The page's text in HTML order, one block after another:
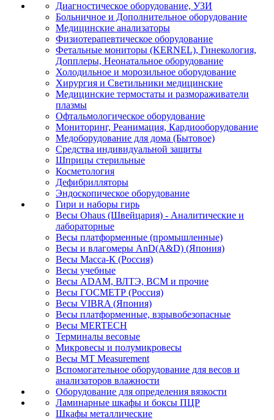
Диагностическое оборудование, УЗИ
Больничное и Дополнительное оборудование
Медицинские анализаторы
Физиотерапевтическое оборудование
Фетальные мониторы (KERNEL), Гинекология,
Допплеры, Неонатальное оборудование
Холодильное и морозильное оборудование
Хирургия и Светильники медицинские
Медицинские термостаты и размораживатели
плазмы
Офтальмологическое оборудование
Мониторинг, Реанимация, Кардиооборудование
Медоборудование для дома (Бытовое)
Средства индивидуальной защиты
Шприцы стерильные
Косметология
Дефибрилляторы
Эндоскопическое оборудование
Гири и наборы гирь
Весы Ohaus (Швейцария) - Аналитические и
лабораторные
Весы платформенные (промышленные)
Весы и влагомеры AnD(A&D) (Япония)
Весы Масса-К (Россия)
Весы учебные
Весы ADAM, ВЛТЭ, BCM и прочие
Весы ГОСМЕТР (Россия)
Весы VIBRA (Япония)
Весы платформенные, взрывобезопасные
Весы MERTECH
Терминалы весовые
Микровесы и полумикровесы
Весы MT Measurement
Вспомогательное оборудование для весов и
анализаторов влажности
Оборудование для определения вязкости
Ламинарные шкафы и боксы ПЦР
Шкафы металлические